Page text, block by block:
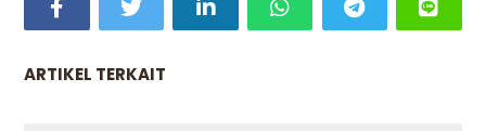
ARTIKEL TERKAIT